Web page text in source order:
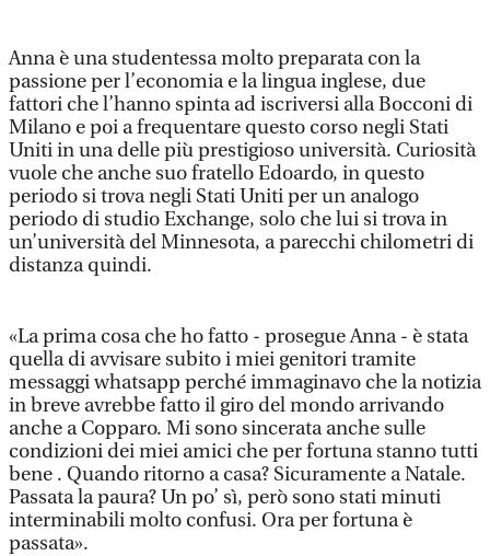
Anna è una studentessa molto preparata con la
passione per l’economia e la lingua inglese, due
fattori che l’hanno spinta ad iscriversi alla Bocconi di
Milano e poi a frequentare questo corso negli Stati
Uniti in una delle più prestigioso università. Curiosità
vuole che anche suo fratello Edoardo, in questo
periodo si trova negli Stati Uniti per un analogo
periodo di studio Exchange, solo che lui si trova in
un’università del Minnesota, a parecchi chilometri di
distanza quindi.
«La prima cosa che ho fatto - prosegue Anna - è stata
quella di avvisare subito i miei genitori tramite
messaggi whatsapp perché immaginavo che la notizia
in breve avrebbe fatto il giro del mondo arrivando
anche a Copparo. Mi sono sincerata anche sulle
condizioni dei miei amici che per fortuna stanno tutti
bene . Quando ritorno a casa? Sicuramente a Natale.
Passata la paura? Un po’ sì, però sono stati minuti
interminabili molto confusi. Ora per fortuna è
passata».